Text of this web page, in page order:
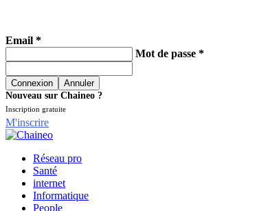
Email *
Mot de passe *
Nouveau sur Chaineo ?
Inscription gratuite
M'inscrire
Réseau pro
Santé
internet
Informatique
People